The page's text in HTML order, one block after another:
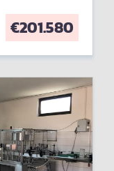
€201.580